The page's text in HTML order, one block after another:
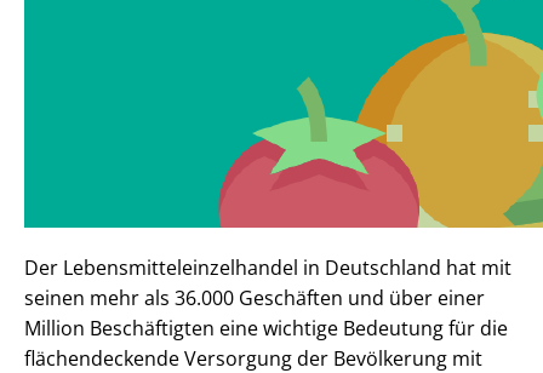
Der Lebensmitteleinzelhandel in Deutschland hat mit
seinen mehr als 36.000 Geschäften und über einer
Million Beschäftigten eine wichtige Bedeutung für die
flächendeckende Versorgung der Bevölkerung mit